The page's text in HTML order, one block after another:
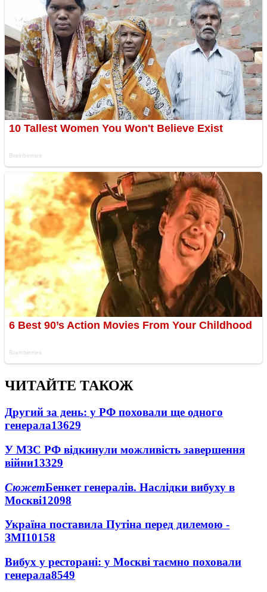
ЧИТАЙТЕ ТАКОЖ
Другий за день: у РФ поховали ще одного
генерала13629
У МЗС РФ відкинули можливість завершення
війни13329
СюжетБенкет генералів. Наслідки вибуху в
Москві12098
Україна поставила Путіна перед дилемою -
ЗМІ10158
Вибух у ресторані: у Москві таємно поховали
генерала8549